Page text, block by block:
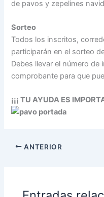
de pavos y zepelines
Sorteo
Todos los inscritos,
participarán en el sorteo
Debes llevar el número
comprobante para que
¡¡¡ TU AYUDA ES
ANTERIOR